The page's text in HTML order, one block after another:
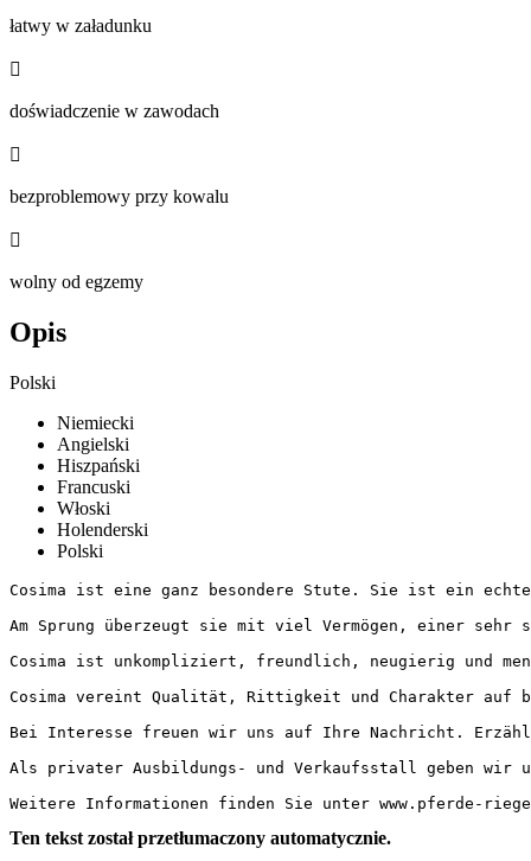
łatwy w załadunku

doświadczenie w zawodach

bezproblemowy przy kowalu

wolny od egzemy
Opis
Polski
Niemiecki
Angielski
Hiszpański
Francuski
Włoski
Holenderski
Polski
Cosima ist eine ganz besondere Stute. Sie ist ein
Am Sprung überzeugt sie mit viel Vermögen, einer
Cosima ist unkompliziert, freundlich, neugierig und
Cosima vereint Qualität, Rittigkeit und Charakter auf
Bei Interesse freuen wir uns auf Ihre Nachricht.
Als privater Ausbildungs- und Verkaufsstall geben
Weitere Informationen finden Sie unter www.pferde-
Ten tekst został przetłumaczony automatycznie.